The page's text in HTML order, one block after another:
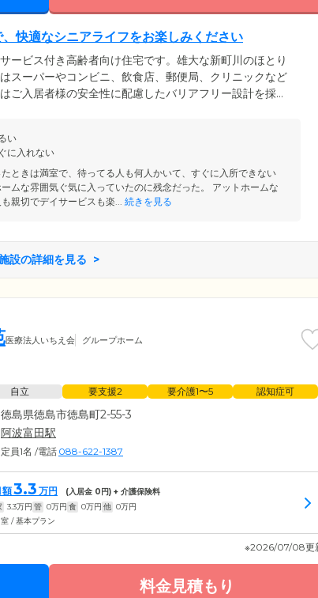
快適なシニアライフをお楽しみください
ービス付き高齢者向け住宅です。雄大な新町川のほとり
スーパーやコンビニ、飲食店、郵便局、クリニックなど
ご入居者様の安全性に配慮したバリアフリー設計を採
由です。いつまでもご自身のペースで、快適なシニアラ
い
に入れない
ときは満室で、待ってる人も何人かいて、すぐに入所できない
ムな雰囲気ぐ気に入っていたのに残念だった。 アットホームな
親切でデイサービスも楽...
続きを見る
設の詳細を見る
医療法人いちえ会 グループホーム
自立 要支援2 要介護1〜5 認知症可
徳島県徳島市徳島町2-55-3
阿波富田駅
定員1名 /電話 088-622-1387
額3.3 万円 (入居金 0 円) + 介護保険料
3.3万円 管 0万円 食 0万円 他 0万円
/ 基本プラン
※2026/07/08更
料金見積もり